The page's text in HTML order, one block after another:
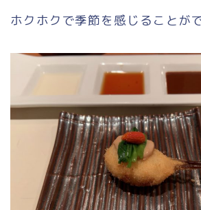
ホクホクで季節を感じることが